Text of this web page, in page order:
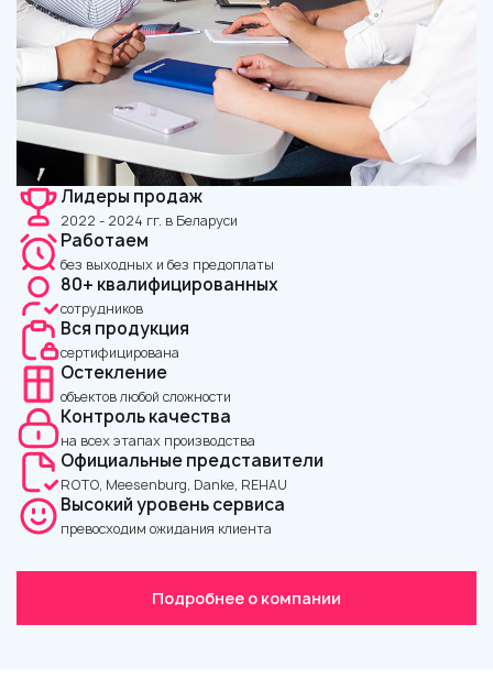
Лидеры продаж
2022 - 2024 гг. в Беларуси
Работаем
без выходных и без предоплаты
80+ квалифицированных
сотрудников
Вся продукция
сертифицирована
Остекление
объектов любой сложности
Контроль качества
на всех этапах производства
Официальные представители
ROTO, Meesenburg, Dankе, REHAU
Высокий уровень сервиса
превосходим ожидания клиента
Подробнее о компании